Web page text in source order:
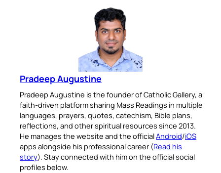
Pradeep Augustine
Pradeep Augustine is the founder of Catholic Gallery, a
faith-driven platform sharing Mass Readings in multiple
languages, prayers, quotes, catechism, Bible plans,
reflections, and other spiritual resources since 2013.
He manages the website and the officialAndroid/iOS
apps alongside his professional career (Read his
story). Stay connected with him on the official social
profiles below.